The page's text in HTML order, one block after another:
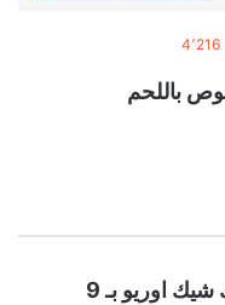
4٬216
باللحم
طريقة عمل ميلك شيك اوريو بـ 9